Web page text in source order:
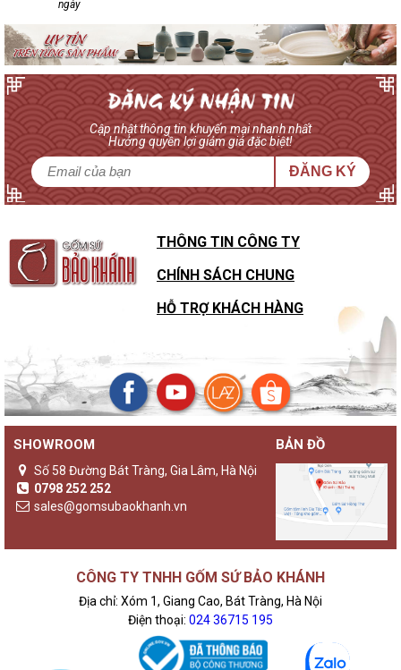
ngày
Cập nhật thông tin khuyến mại nhanh nhất
Hưởng quyền lợi giảm giá đặc biệt!
ĐĂNG KÝ
THÔNG TIN CÔNG TY
CHÍNH SÁCH CHUNG
HỖ TRỢ KHÁCH HÀNG
SHOWROOM
Số 58 Đường Bát Tràng, Gia Lâm, Hà Nội
0798 252 252
sales@gomsubaokhanh.vn
BẢN ĐỒ
CÔNG TY TNHH GỐM SỨ BẢO KHÁNH
Địa chỉ: Xóm 1, Giang Cao, Bát Tràng, Hà Nội
Điện thoại: 024 36715 195